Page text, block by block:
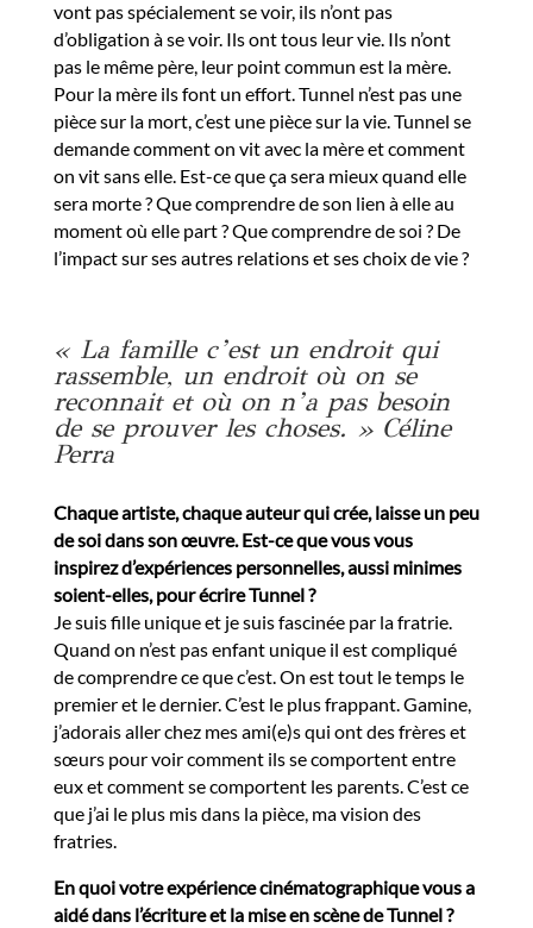
vont pas spécialement se voir, ils n’ont pas
d’obligation à se voir. Ils ont tous leur vie. Ils n’ont
pas le même père, leur point commun est la mère.
Pour la mère ils font un effort. Tunnel n’est pas une
pièce sur la mort, c’est une pièce sur la vie. Tunnel se
demande comment on vit avec la mère et comment
on vit sans elle. Est-ce que ça sera mieux quand elle
sera morte ? Que comprendre de son lien à elle au
moment où elle part ? Que comprendre de soi ? De
l’impact sur ses autres relations et ses choix de vie ?
« La famille c’est un endroit qui
rassemble, un endroit où on se
reconnait et où on n’a pas besoin
de se prouver les choses. » Céline
Perra
Chaque artiste, chaque auteur qui crée, laisse un peu
de soi dans son œuvre. Est-ce que vous vous
inspirez d’expériences personnelles, aussi minimes
soient-elles, pour écrire Tunnel ?
Je suis fille unique et je suis fascinée par la fratrie.
Quand on n’est pas enfant unique il est compliqué
de comprendre ce que c’est. On est tout le temps le
premier et le dernier. C’est le plus frappant. Gamine,
j’adorais aller chez mes ami(e)s qui ont des frères et
sœurs pour voir comment ils se comportent entre
eux et comment se comportent les parents. C’est ce
que j’ai le plus mis dans la pièce, ma vision des
fratries.
En quoi votre expérience cinématographique vous a
aidé dans l’écriture et la mise en scène de Tunnel ?